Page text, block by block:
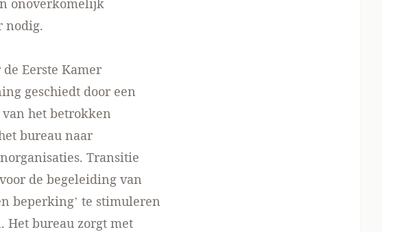
onoverkomelijk
nodig.
Eerste Kamer
geschiedt door een
het betrokken
bureau naar
Transitie
de begeleiding van
beperking’ te stimuleren
Het bureau zorgt met